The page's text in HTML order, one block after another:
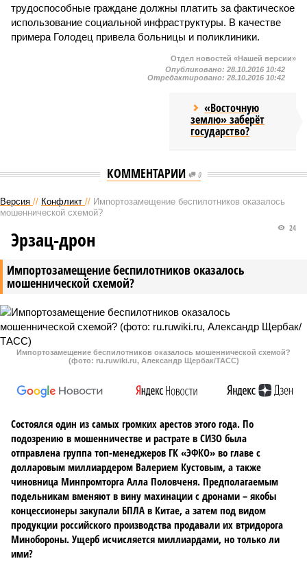
трудоспособные граждане должны платить за фактическое
использование социальной инфраструктуры. В качестве
примера Голодец привела больницы и поликлиники.
Отдел новостей «Нашей версии»
Опубликовано: 28.10.2016 10:42
Отредактировано: 28.10.2016 10:42
«Восточную
землю» заберёт
государство?
КОММЕНТАРИИ 0
Версия // Конфликт // Импортозамещение беспилотников оказалось
мошеннической схемой?
Импортозамещение беспилотников оказалось
мошеннической схемой?
24
Эрзац-дрон
Импортозамещение беспилотников оказалось мошеннической схемой?
(фото: ru.ruwiki.ru, Александр Щербак/ТАСС)
Состоялся один из самых громких арестов этого года. По
подозрению в мошенничестве и растрате в СИЗО была
отправлена группа топ-менеджеров ГК «ЭФКО» во главе с
долларовым миллиардером Валерием Кустовым, а также
чиновница Минпромторга Алла Половченя. Предполагаемым
подельникам вменяют в вину махинации с дронами – якобы
концессионеры закупали БПЛА в Китае, а затем под видом
продукции российского производства продавали их втридорога
Минобороны. Ущерб исчисляется миллиардами, но только ли
ими?